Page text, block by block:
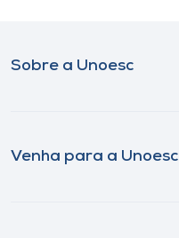
Sobre a Unoesc
Venha para a Unoesc